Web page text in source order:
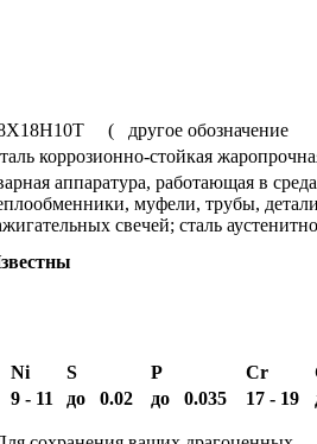
( другое
коррозионно-стойкая
аппаратура, работающая в
муфели, трубы,
свечей; сталь
Ni S P Cr
9 - 11 до 0.02 до 0.035 17 - 19